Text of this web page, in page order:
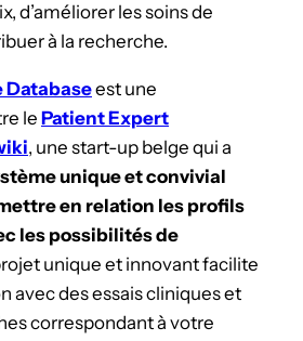
d’améliorer les soins de
à la recherche.
Databaseest une
le Patient Expert
, une start-up belge qui a
unique et convivial
en relation les profils
les possibilités de
unique et innovant facilite
avec des essais cliniques et
correspondant à votre